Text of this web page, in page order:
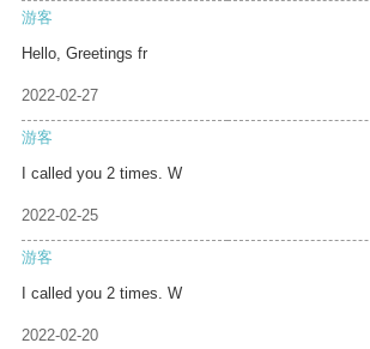
游客
Hello, Greetings fr
2022-02-27
游客
I called you 2 times. W
2022-02-25
游客
I called you 2 times. W
2022-02-20